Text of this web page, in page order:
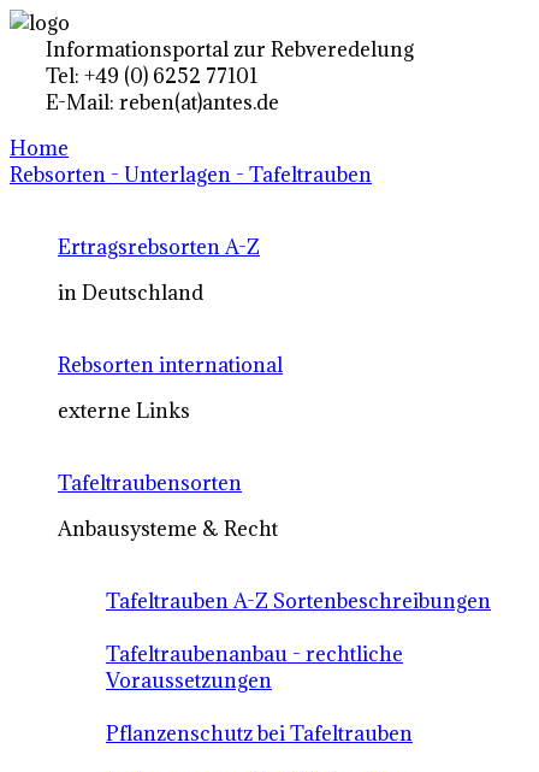
Informationsportal zur Rebveredelung
Tel: +49 (0) 6252 77101
E-Mail: reben(at)antes.de
Home
Rebsorten - Unterlagen - Tafeltrauben
Ertragsrebsorten A-Z
in Deutschland
Rebsorten international
externe Links
Tafeltraubensorten
Anbausysteme & Recht
Tafeltrauben A-Z Sortenbeschreibungen
Tafeltraubenanbau - rechtliche
Voraussetzungen
Pflanzenschutz bei Tafeltrauben